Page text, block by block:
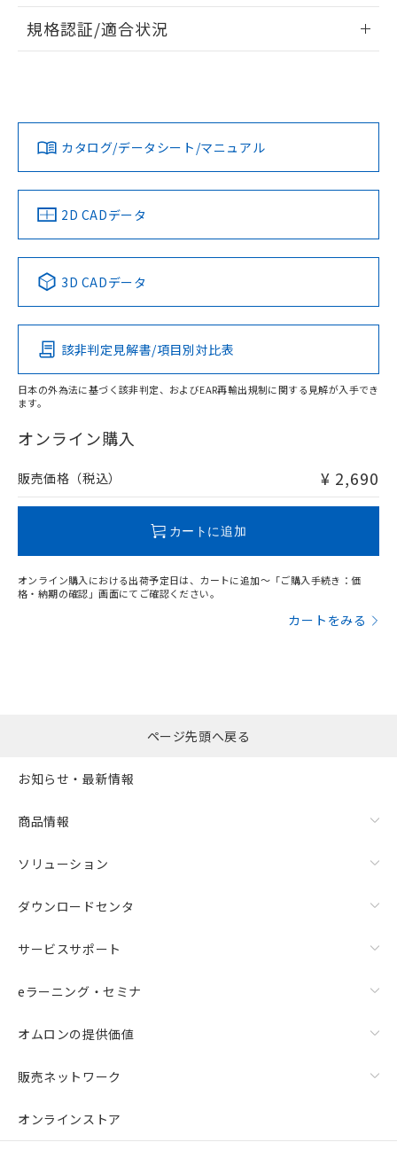
ログイン/会員登録
ダウンロードデータをご利用いただく前に、以下を必ずお読
みください。
ソフトウェアの使用条件
EU RoHS 注意事項・凡例
対応済み
中国 RoHS 注意事項・凡例
Pb Hg Cd Cr(VI)
O
在庫等で未対応品が混在する可能性があります。
問い合わせください。
規格認証/適合状況
カタログ/データシート/マニュアル
2D CADデータ
3D CADデータ
該非判定見解書/項目別対比表
日本の外為法に基づく該非判定、およびEAR再輸出規制に関する見解が入手でき
ます。
オンライン購入
販売価格（税込） ¥ 2,690
カートに追加
オンライン購入における出荷予定日は、カートに追加～「ご購入手続き：価
格・納期の確認」画面にてご確認ください。
カートをみる
ページ先頭へ戻る
お知らせ・最新情報
商品情報
ソリューション
ダウンロードセンタ
サービスサポート
eラーニング・セミナ
オムロンの提供価値
販売ネットワーク
オンラインストア